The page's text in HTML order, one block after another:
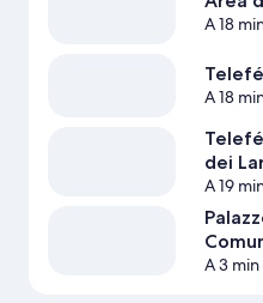
A 18
A 18
dei
A 19
A 3